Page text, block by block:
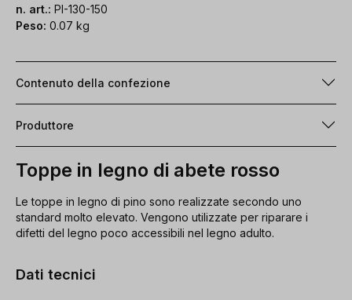
n. art.: PI-130-150
Peso: 0.07 kg
Contenuto della confezione
Produttore
Toppe in legno di abete rosso
Le toppe in legno di pino sono realizzate secondo uno
standard molto elevato. Vengono utilizzate per riparare i
difetti del legno poco accessibili nel legno adulto.
Dati tecnici